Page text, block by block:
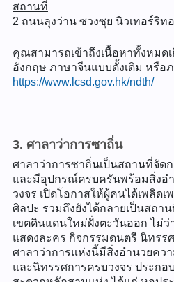
สถานที่
2 ถนนลุงว่าน ซวงซุย นิวเทอร์ริท
คุณสามารถเข้าถึงเนื้อหาทั้งหมด
อังกฤษ ภาษาจีนแบบดั้งเดิม หรือ
https://www.lcsd.gov.hk/ndth/
3. ศาลาว่าการซาถิ่น
ศาลาว่าการซาถิ่นเป็นสถานที่จัด
และมีอุปกรณ์ครบครันพร้อมสิ่งอ
วงจร เปิดโอกาสให้ผู้คนได้เพลิด
ศิลปะ รวมถึงยังได้กลายเป็นสถ
เขตดินแดนใหม่ฝั่งตะวันออก ไม่ว่
แสดงละคร กิจกรรมดนตรี นิทรร
ศาลาว่าการแห่งนี้มีสิ่งอำนวยคว
และนิทรรศการครบวงจร ประกอ